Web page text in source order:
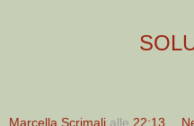
Marcella Scrimali alle 22:13